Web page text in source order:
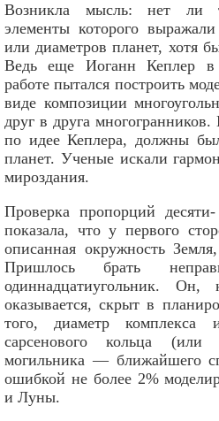
Возникла мысль: нет ли
элементы которого
или диаметров планет, хотя
Ведь еще Иоганн Кеплер в
работе пытался построить
виде композиции
друг в друга
по идее Кеплера, должны
планет. Ученые искали
мироздания.
Проверка пропорций
показала, что у первого
описанная окружность
Пришлось брать
одиннадцатиугольник. Он,
оказывается, скрыт в
того, диаметр комплекса
сарсенового кольца
могильника — ближайшего
ошибкой не более 2%
и Луны.